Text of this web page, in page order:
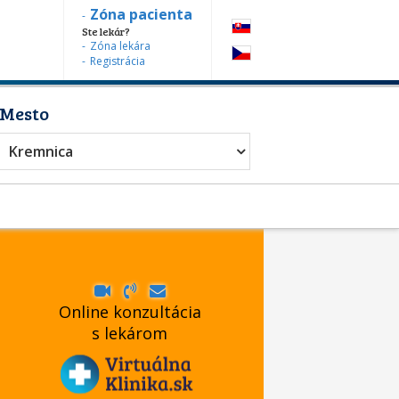
Zóna pacienta
Ste lekár?
Zóna lekára
Registrácia
Mesto
Kremnica
Online konzultácia
s lekárom